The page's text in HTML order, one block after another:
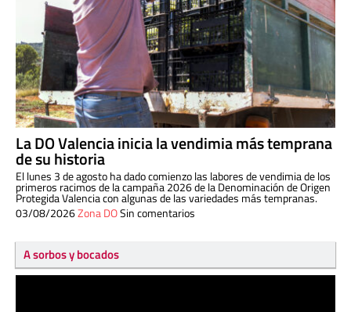
La DO Valencia inicia la vendimia más temprana
de su historia
El lunes 3 de agosto ha dado comienzo las labores de vendimia de los
primeros racimos de la campaña 2026 de la Denominación de Origen
Protegida Valencia con algunas de las variedades más tempranas.
03/08/2026Zona DOSin comentarios
A sorbos y bocados